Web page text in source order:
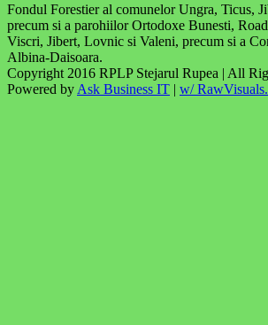
Fondul Forestier al comunelor Ungra, Ticus,
precum si a parohiilor Ortodoxe Bunesti,
Viscri, Jibert, Lovnic si Valeni, precum si a
Albina-Daisoara.
Copyright 2016 RPLP Stejarul Rupea | All
Powered by Ask Business IT | w/